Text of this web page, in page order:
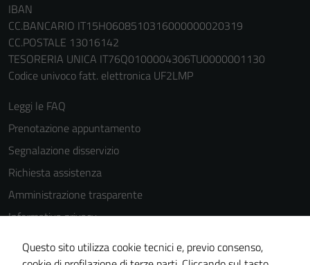
IBAN
CC.BANCARIO IT15H0608510316000000020319
CC.POSTALE 13016142
TESORERIA UNICA IT76Q0100004306TU0000001130
Codice univoco fatt. elettronica UF2LMP
Leggi le FAQ
Prenotazione appuntamento
Segnalazione disservizio
Richiesta assistenza
Amministrazione trasparente
Informativa privacy
Cookie Policy
Note legali
Questo sito utilizza cookie tecnici e, previo consenso,